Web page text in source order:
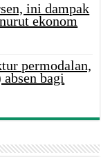
ini dampak
ekonom
permodalan,
bagi